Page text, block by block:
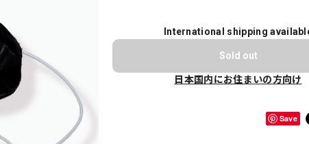
International shipping
Sold out
日本国内にお住まいの方向け
Save